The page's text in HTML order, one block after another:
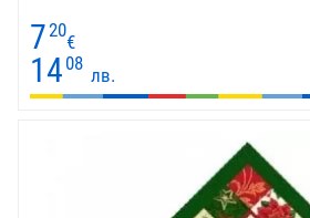
720
€
14 08
лв.